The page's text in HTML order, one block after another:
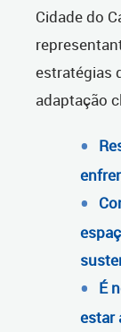
Cidade do
estratégias
adaptação
É
estar